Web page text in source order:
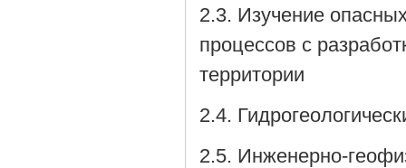
2.3. Изучение
процессов с
территории
2.4.
2.5. Инженерно-